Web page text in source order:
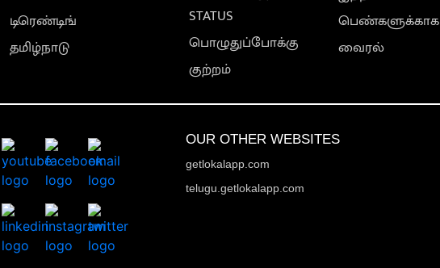
டிரெண்டிங்
தமிழ்நாடு
STATUS
பொழுதுப்போக்கு
குற்றம்
பெண்களுக்காக
வைரல்
OUR OTHER WEBSITES
getlokalapp.com
telugu.getlokalapp.com